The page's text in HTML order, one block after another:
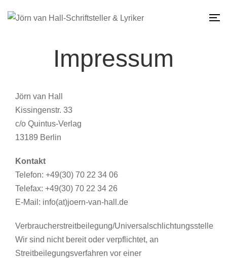
Impressum
Jörn van Hall
Kissingenstr. 33
c/o Quintus-Verlag
13189 Berlin
Kontakt
Telefon: +49(30) 70 22 34 06
Telefax: +49(30) 70 22 34 26
E-Mail: info(at)joern-van-hall.de
Verbraucherstreitbeilegung/Universalschlichtungsstelle
Wir sind nicht bereit oder verpflichtet, an
Streitbeilegungsverfahren vor einer